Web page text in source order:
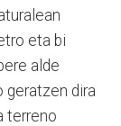
eta bi
alde
geratzen dira
terreno